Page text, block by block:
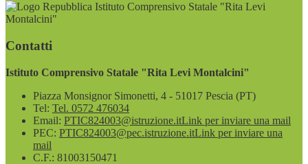
Istituto Comprensivo Statale "Rita Levi
Montalcini"
Contatti
Istituto Comprensivo Statale "Rita Levi Montalcini"
Piazza Monsignor Simonetti, 4 - 51017 Pescia (PT)
Tel: Tel. 0572 476034
Email: PTIC824003@istruzione.itLink per inviare una mail
PEC: PTIC824003@pec.istruzione.itLink per inviare una
mail
C.F.: 81003150471